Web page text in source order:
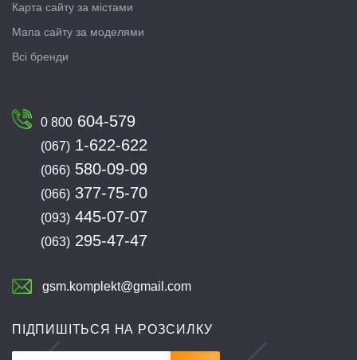
Карта сайту за містами
Мапа сайту за моделями
Всі бренди
0 800 604-579
(067) 1-622-622
(066) 580-09-09
(066) 377-75-70
(093) 445-07-07
(063) 295-47-47
gsm.komplekt@gmail.com
ПІДПИШІТЬСЯ НА РОЗСИЛКУ